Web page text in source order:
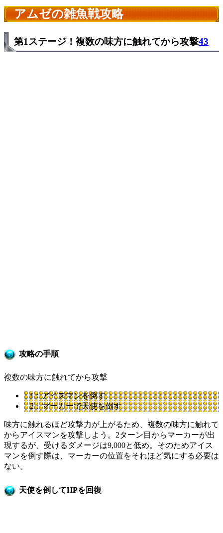
アムゼの雑魚戦攻略
第1ステージ！複数の味方に触れてから攻撃43
攻略の手順
複数の味方に触れてから攻撃
1：アイスマンを倒す
2：マーカーで天使を倒す
味方に触れるほど攻撃力が上がるため、複数の味方に触れて
からアイスマンを攻撃しよう。2ターン目からマーカーが出
現するが、受けるダメージは9,000と低め。そのためアイス
マンを倒す際は、マーカーの位置をそれほど気にする必要は
ない。
天使を倒してHPを回復